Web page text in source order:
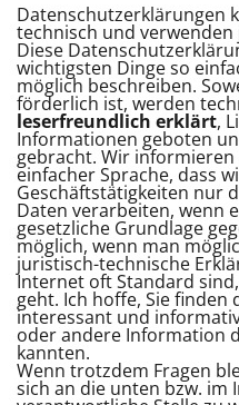
Datenschutzerklärungen
technisch und
Diese
wichtigsten Dinge so
möglich beschreiben.
förderlich ist, werden
leserfreundlich erklärt,
Informationen geboten
gebracht. Wir
einfacher Sprache, dass
Geschäftstätigkeiten nur
Daten verarbeiten, wenn
gesetzliche Grundlage
möglich, wenn man
juristisch-technische
Internet oft Standard
geht. Ich hoffe, Sie
interessant und
oder andere Information
kannten.
Wenn trotzdem Fragen
sich an die unten bzw. im